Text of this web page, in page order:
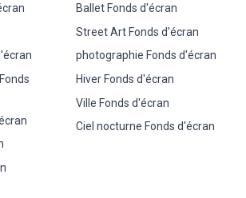
Ballet Fonds d'écran
Street Art Fonds d'écran
photographie Fonds d'écran
Hiver Fonds d'écran
Ville Fonds d'écran
Ciel nocturne Fonds d'écran